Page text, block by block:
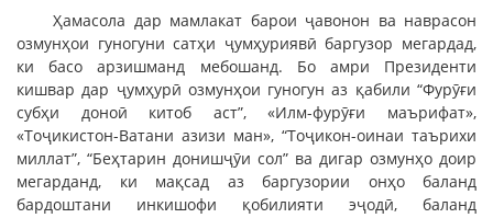
Ҳамасола дар мамлакат барои ҷавонон ва наврасон
озмунҳои гуногуни сатҳи ҷумҳуриявӣ баргузор мегардад,
ки басо арзишманд мебошанд. Бо амри Президенти
кишвар дар ҷумҳурӣ озмунҳои гуногун аз қабили “Фурӯғи
субҳи доноӣ китоб аст”, «Илм-фурӯғи маърифат»,
«Тоҷикистон-Ватани азизи ман», “Тоҷикон-оинаи таърихи
миллат”, “Беҳтарин донишҷӯи сол” ва дигар озмунҳо доир
мегарданд, ки мақсад аз баргузории онҳо баланд
бардоштани инкишофи қобилияти эҷодӣ, баланд